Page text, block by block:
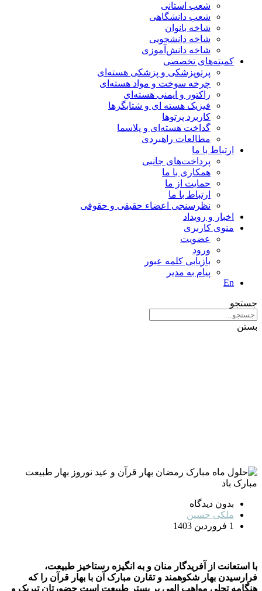
شعب استانی
شعب دانشگاهی
شاخه بانوان
شاخه دانشجویی
شاخه دانش‌آموزی
کمیته‌های تخصصی
پرتوپزشکی و پزشکی هسته‌ای
چرخه سوخت و مواد هسته‌ای
راکتور و ایمنی هسته‌ای
فیزیک هسته ای و شتابگرها
کاربرد پرتوها
گداخت هسته‌ای و پلاسما
مطالعات راهبردی
ارتباط با ما
پرداخت‌های جانبی
همکاری با ما
حمايت از ما
ارتباط با ما
نظر‌سنجی اعضاء حقیقی و حقوقی
اخبار و رويداد
منوی کاربری
عضویت
ورود
بازیابی کلمه عبور
پیام به مدير
En
جستجو
بستن
بدون دیدگاه
ملکی حسین
1 فروردین 1403
با استعانت از آفریدگار منان و به‌ انگیزه رستاخیز طبیعت،
فرارسیدن بهار شکوهمند و تقارن مبارک آن با بهار قرآن را که
هنگامه تجلی مواهب الهی بر بستر طبیعت است حضورتان تبریک و